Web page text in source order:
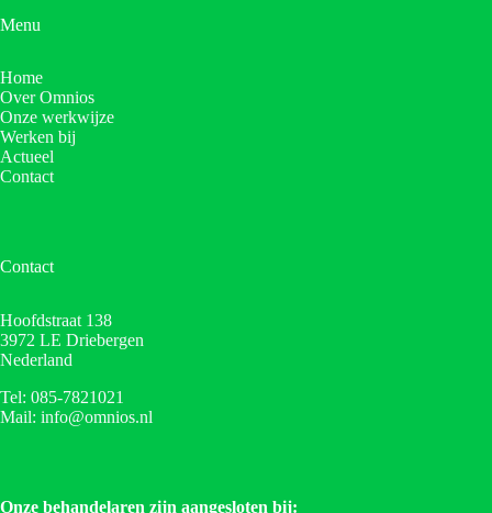
Menu
Home
Over Omnios
Onze werkwijze
Werken bij
Actueel
Contact
Contact
Hoofdstraat 138
3972 LE Driebergen
Nederland
Tel: 085-7821021
Mail: info@omnios.nl
Onze behandelaren zijn aangesloten bij: